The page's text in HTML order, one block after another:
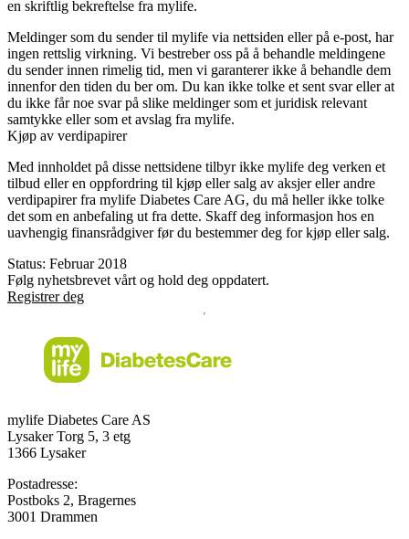
en skriftlig bekreftelse fra mylife.
Meldinger som du sender til mylife via nettsiden eller på e-post, har
ingen rettslig virkning. Vi bestreber oss på å behandle meldingene
du sender innen rimelig tid, men vi garanterer ikke å behandle dem
innenfor den tiden du ber om. Du kan ikke tolke et sent svar eller at
du ikke får noe svar på slike meldinger som et juridisk relevant
samtykke eller som et avslag fra mylife.
Kjøp av verdipapirer
Med innholdet på disse nettsidene tilbyr ikke mylife deg verken et
tilbud eller en oppfordring til kjøp eller salg av aksjer eller andre
verdipapirer fra mylife Diabetes Care AG, du må heller ikke tolke
det som en anbefaling ut fra dette. Skaff deg informasjon hos en
uavhengig finansrådgiver før du bestemmer deg for kjøp eller salg.
Status: Februar 2018
Følg nyhetsbrevet vårt og hold deg oppdatert.
Registrer deg
mylife Diabetes Care AS
Lysaker Torg 5, 3 etg
1366 Lysaker
Postadresse:
Postboks 2, Bragernes
3001 Drammen